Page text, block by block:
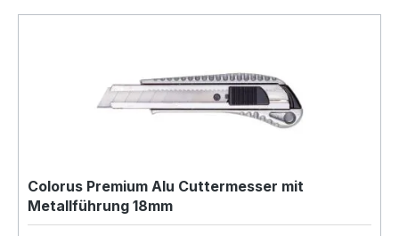
Colorus Premium Alu Cuttermesser mit
Metallführung 18mm